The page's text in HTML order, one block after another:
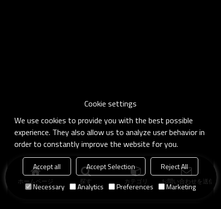
ホームページ 探す カテゴリ お問い合わせを送信
Cookie settings
We use cookies to provide you with the best possible
experience. They also allow us to analyze user behavior in
order to constantly improve the website for you.
Accept all Accept Selection
Reject All
Necessary
Analytics Preferences Marketing